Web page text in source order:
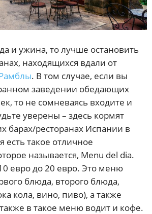
и ужина, то лучше остановить
находящихся вдали от
. В том случае, если вы
заведении обедающих
то не сомневаясь входите и
уверены – здесь кормят
барах/ресторанах Испании в
есть такое отличное
называется, Menu del dia.
евро до 20 евро. Это меню
блюда, второго блюда,
кола, вино, пиво), а также
в такое меню водит и кофе.